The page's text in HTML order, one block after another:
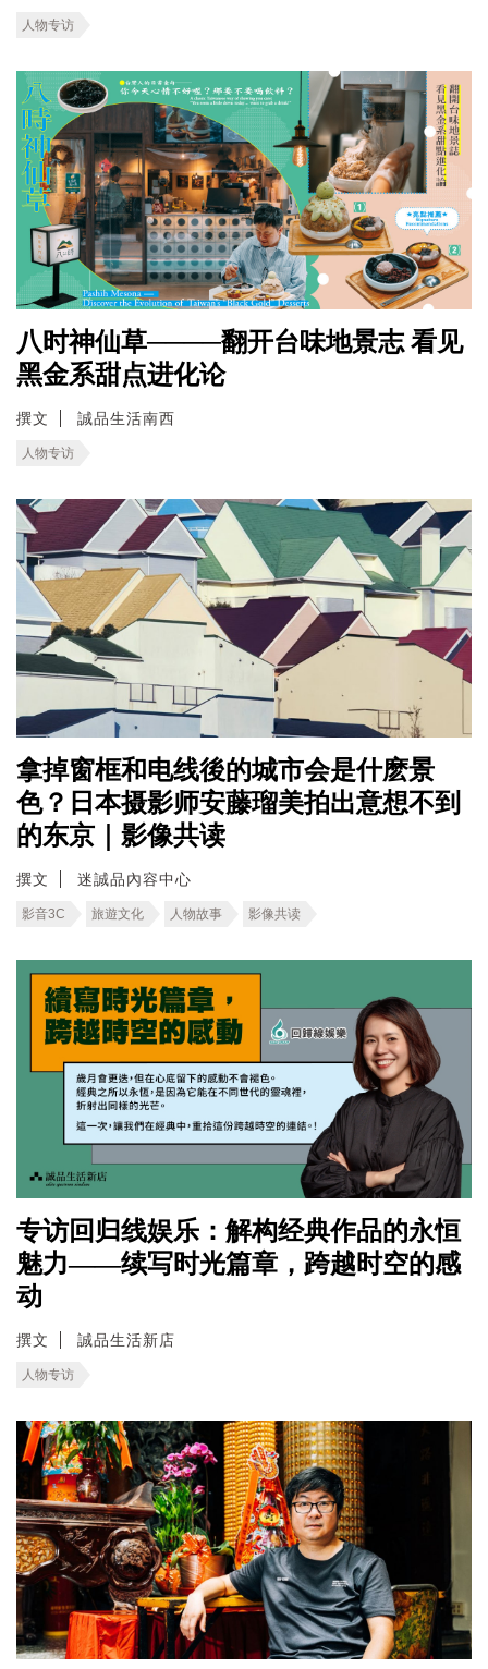
人物专访
八时神仙草────翻开台味地景志 看见
黑金系甜点进化论
撰文 誠品生活南西
人物专访
拿掉窗框和电线後的城市会是什麽景
色？日本摄影师安藤瑠美拍出意想不到
的东京｜影像共读
撰文 迷誠品內容中心
影音3C 旅遊文化 人物故事 影像共读
专访回归线娱乐：解构经典作品的永恒
魅力——续写时光篇章，跨越时空的感
动
撰文 誠品生活新店
人物专访